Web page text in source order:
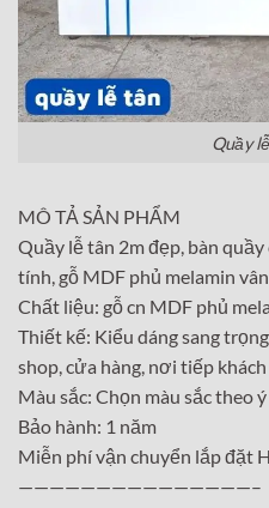
Quầy
MÔ TẢ SẢN PHẨM
Quầy lễ tân 2m đẹp, bàn
tính, gỗ MDF phủ melamin
Chất liệu: gỗ cn MDF phủ
Thiết kế: Kiểu dáng sang
shop, cửa hàng, nơi tiếp
Màu sắc: Chọn màu sắc theo ý
Bảo hành: 1 năm
Miễn phí vận chuyển lắp đặt
———————————————–